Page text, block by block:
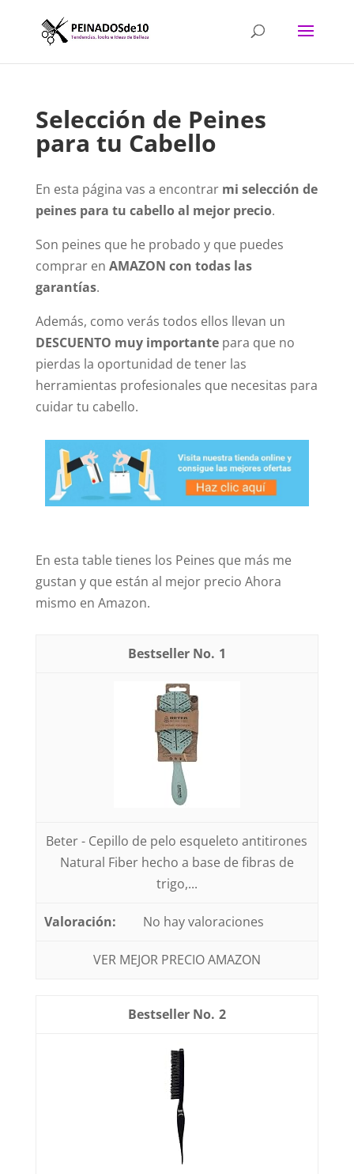
Selección de Peines
para tu Cabello
En esta página vas a encontrar mi selección de
peines para tu cabello al mejor precio.
Son peines que he probado y que puedes
comprar en AMAZON con todas las
garantías.
Además, como verás todos ellos llevan un
DESCUENTO muy importantepara que no
pierdas la oportunidad de tener las
herramientas profesionales que necesitas para
cuidar tu cabello.
En esta table tienes los Peines que más me
gustan y que están al mejor precio Ahora
mismo en Amazon.
1
Beter - Cepillo de pelo esqueleto antitirones
Natural Fiber hecho a base de fibras de
trigo,...
No hay valoraciones
VER MEJOR PRECIO AMAZON
2